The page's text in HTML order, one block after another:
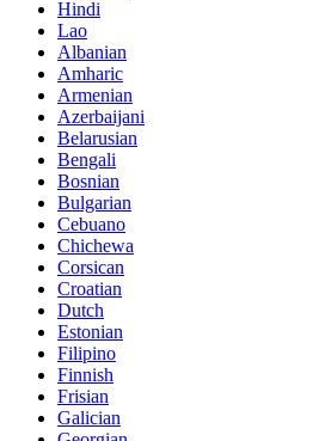
Hindi
Lao
Albanian
Amharic
Armenian
Azerbaijani
Belarusian
Bengali
Bosnian
Bulgarian
Cebuano
Chichewa
Corsican
Croatian
Dutch
Estonian
Filipino
Finnish
Frisian
Galician